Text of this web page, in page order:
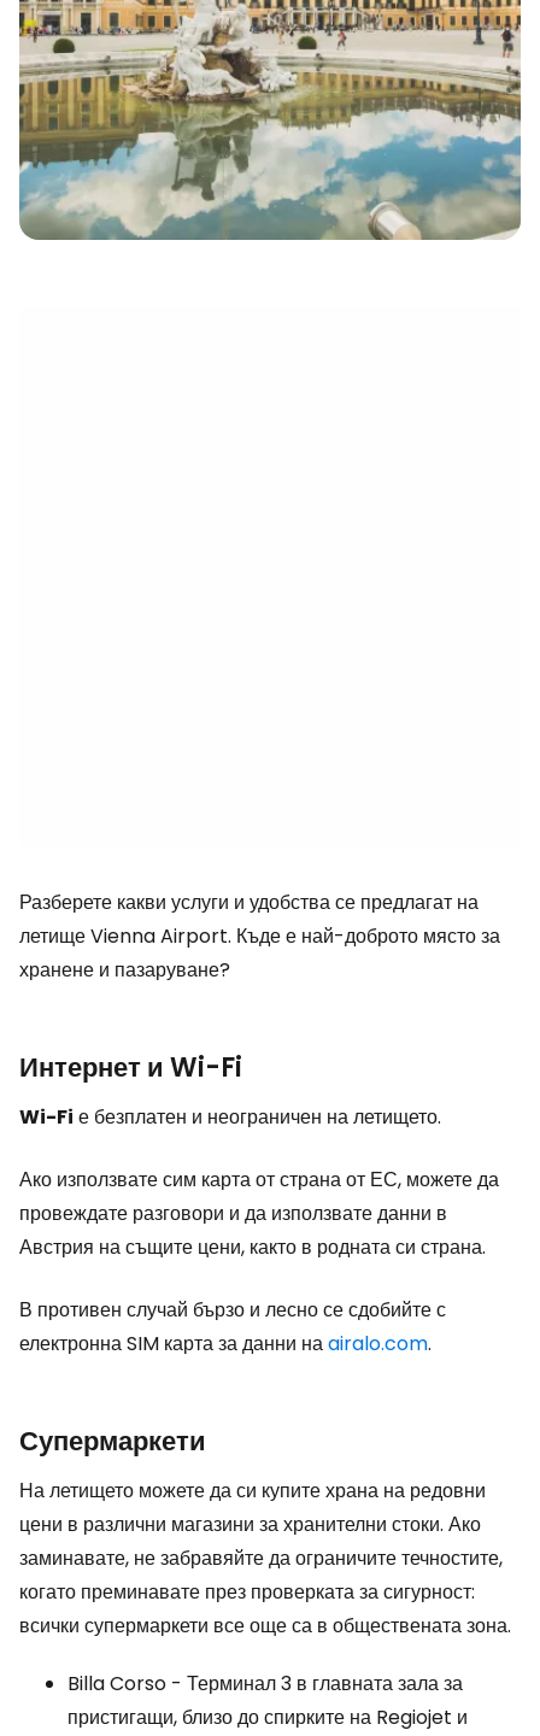
Разберете какви услуги и удобства се предлагат на
летище Vienna Airport. Къде е най-доброто място за
хранене и пазаруване?
Интернет и Wi-Fi
Wi-Fi е безплатен и неограничен на летището.
Ако използвате сим карта от страна от ЕС, можете да
провеждате разговори и да използвате данни в
Австрия на същите цени, както в родната си страна.
В противен случай бързо и лесно се сдобийте с
електронна SIM карта за данни наairalo.com.
Супермаркети
На летището можете да си купите храна на редовни
цени в различни магазини за хранителни стоки. Ако
заминавате, не забравяйте да ограничите течностите,
когато преминавате през проверката за сигурност:
всички супермаркети все още са в обществената зона.
Billa Corso - Терминал 3 в главната зала за
пристигащи, близо до спирките на Regiojet и